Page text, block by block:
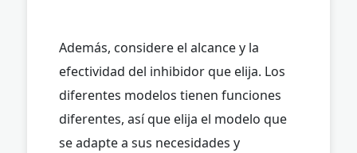
Además, considere el alcance y la
efectividad del inhibidor que elija. Los
diferentes modelos tienen funciones
diferentes, así que elija el modelo que
se adapte a sus necesidades y